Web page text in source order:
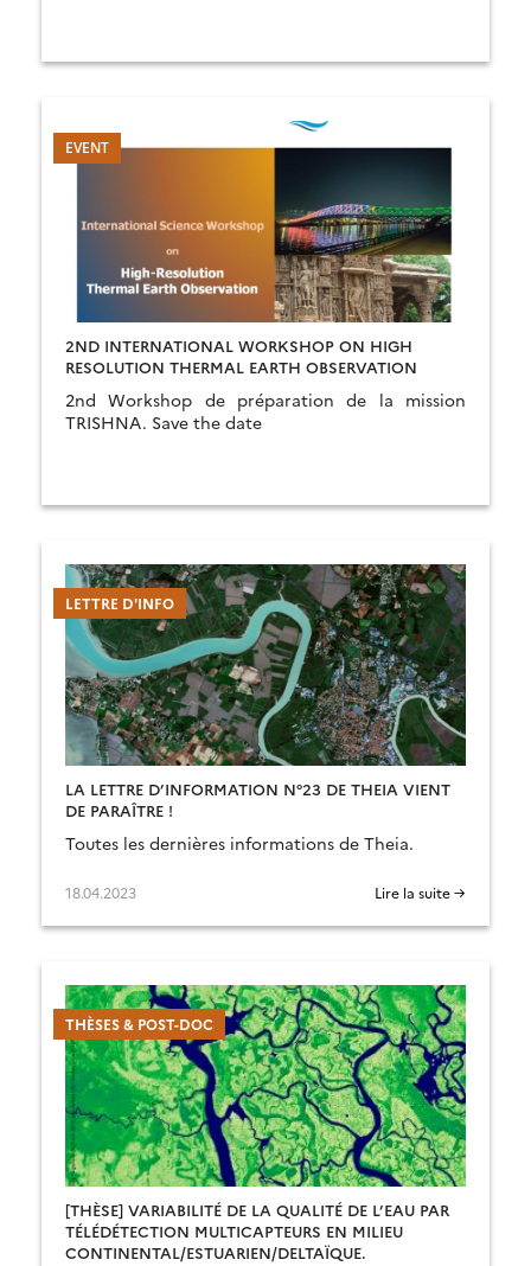
2ND INTERNATIONAL WORKSHOP ON HIGH
RESOLUTION THERMAL EARTH OBSERVATION
2nd Workshop de préparation de la mission
TRISHNA. Save the date
LETTRE D'INFO
LA LETTRE D’INFORMATION N°23 DE THEIA VIENT
DE PARAÎTRE !
Toutes les dernières informations de Theia.
18.04.2023 Lire la suite →
THÈSES & POST-DOC
[THÈSE] VARIABILITÉ DE LA QUALITÉ DE L’EAU PAR
TÉLÉDÉTECTION MULTICAPTEURS EN MILIEU
CONTINENTAL/ESTUARIEN/DELTAÏQUE.